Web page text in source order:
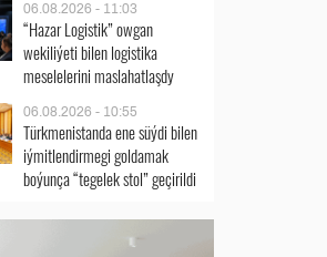
06.08.2026 - 11:03
“Hazar Logistik” owgan
wekiliýeti bilen logistika
meselelerini maslahatlaşdy
06.08.2026 - 10:55
Türkmenistanda ene süýdi bilen
iýmitlendirmegi goldamak
boýunça “tegelek stol” geçirildi